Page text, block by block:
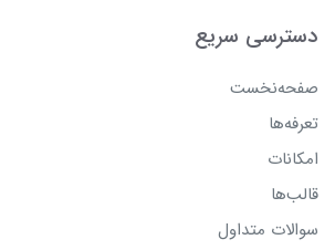
دسترسی سریع
صفحه‌نخست
تعرفه‌ها
امکانات
قالب‌ها
سوالات متداول